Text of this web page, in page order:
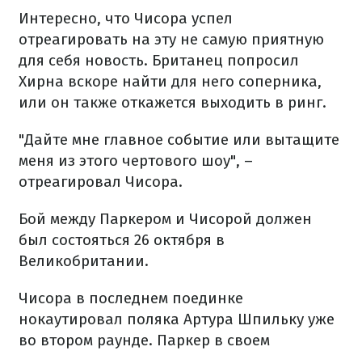
Интересно, что Чисора успел
отреагировать на эту не самую приятную
для себя новость. Британец попросил
Хирна вскоре найти для него соперника,
или он также откажется выходить в ринг.
"Дайте мне главное событие или вытащите
меня из этого чертового шоу", –
отреагировал Чисора.
Бой между Паркером и Чисорой должен
был состояться 26 октября в
Великобритании.
Чисора в последнем поединке
нокаутировал поляка Артура Шпильку уже
во втором раунде. Паркер в своем